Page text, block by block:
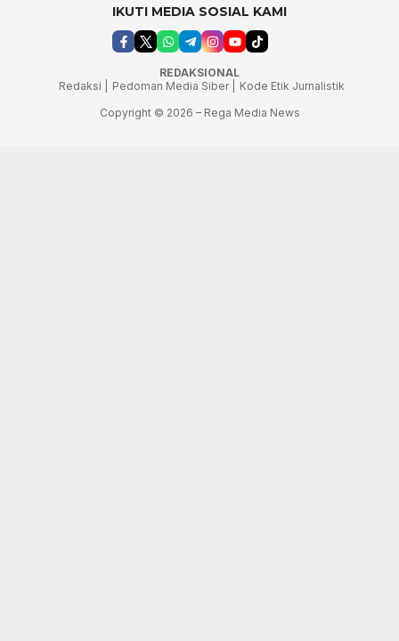
IKUTI MEDIA SOSIAL KAMI
REDAKSIONAL
Redaksi |
Pedoman Media Siber |
Kode Etik Jurnalistik
Copyright © 2026 – Rega Media News